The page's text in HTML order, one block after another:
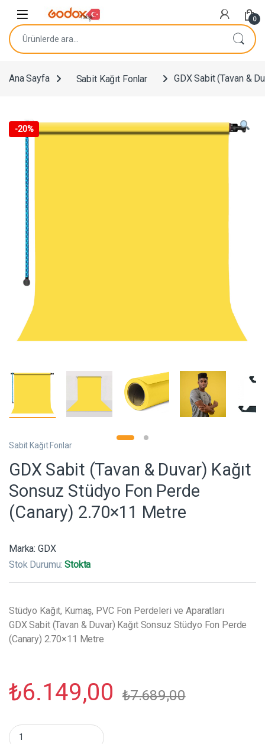
0
Ara:
Ana Sayfa Sabit Kağıt Fonlar GDX Sabit (Tavan &
-20%
Sabit Kağıt Fonlar
GDX Sabit (Tavan & Duvar) Kağıt
Sonsuz Stüdyo Fon Perde
(Canary) 2.70×11 Metre
Marka: GDX
Stok Durumu:Stokta
Stüdyo Kağıt, Kumaş, PVC Fon Perdeleri ve Aparatları
GDX Sabit (Tavan & Duvar) Kağıt Sonsuz Stüdyo Fon Perde
(Canary) 2.70×11 Metre
₺6.149,00 ₺7.689,00
GDX Sabit (Tavan & Duvar) Kağıt Sonsuz Stüdyo Fon Perde